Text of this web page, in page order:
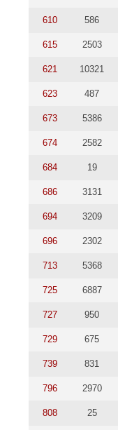
610 586
615 2503
621 10321
623 487
673 5386
674 2582
684 19
686 3131
694 3209
696 2302
713 5368
725 6887
727 950
729 675
739 831
796 2970
808 25